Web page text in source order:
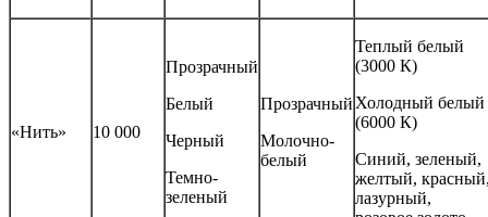
«Нить» 10 000
Прозрачный
Белый
Черный
Темно-
зеленый
Прозрачный
Молочно-
белый
Теплый белый
(3000 К)
Холодный белый
(6000 К)
Синий, зеленый,
желтый,
лазурный,